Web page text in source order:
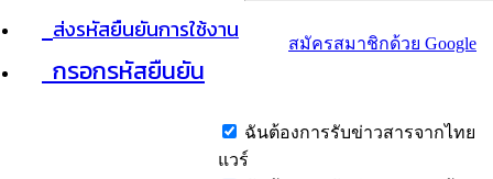
ส่งรหัสยืนยันการใช้งาน
กรอกรหัสยืนยัน
สมัครสมาชิกด้วย Google
ฉันต้องการรับข่าวสารจากไทย
แวร์